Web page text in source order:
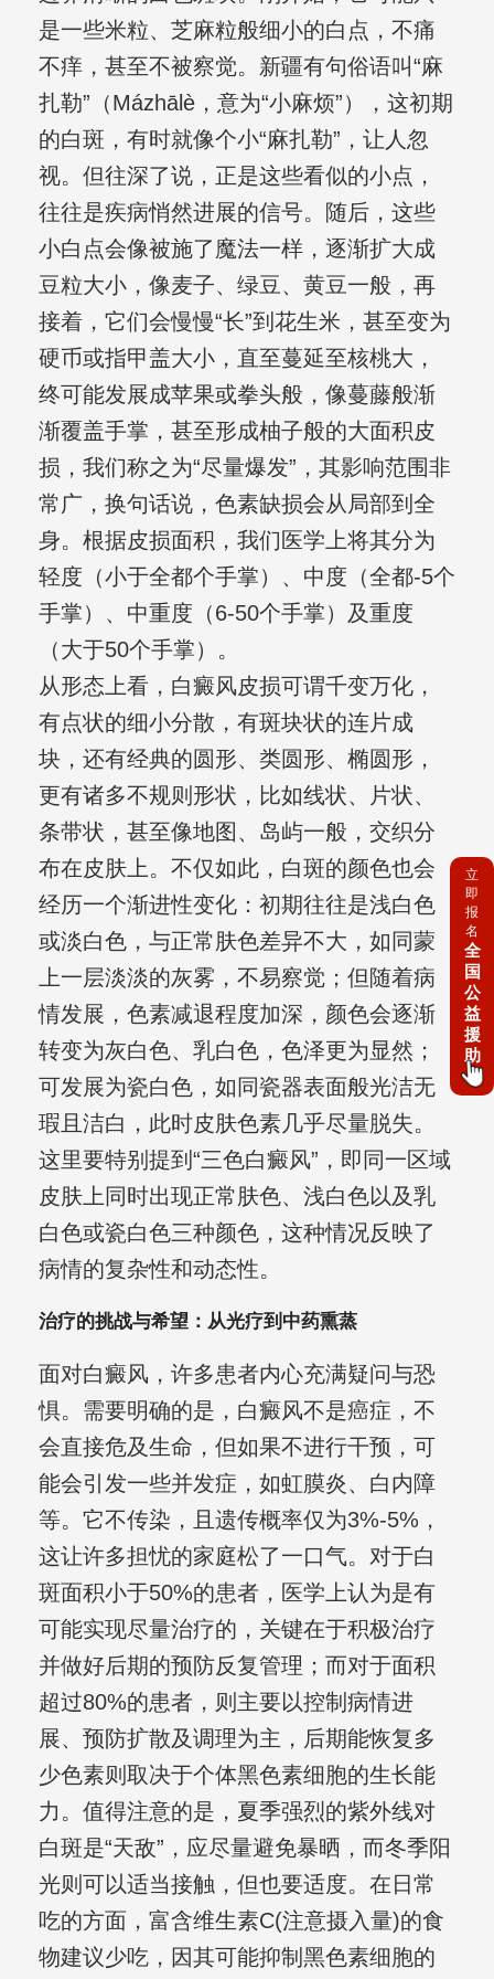
是一些米粒、芝麻粒般细小的白点，不痛
不痒，甚至不被察觉。新疆有句俗语叫“麻
扎勒”（Mázhālè，意为“小麻烦”），这初期
的白斑，有时就像个小“麻扎勒”，让人忽
视。但往深了说，正是这些看似的小点，
往往是疾病悄然进展的信号。随后，这些
小白点会像被施了魔法一样，逐渐扩大成
豆粒大小，像麦子、绿豆、黄豆一般，再
接着，它们会慢慢“长”到花生米，甚至变为
硬币或指甲盖大小，直至蔓延至核桃大，
终可能发展成苹果或拳头般，像蔓藤般渐
渐覆盖手掌，甚至形成柚子般的大面积皮
损，我们称之为“尽量爆发”，其影响范围非
常广，换句话说，色素缺损会从局部到全
身。根据皮损面积，我们医学上将其分为
轻度（小于全都个手掌）、中度（全都-5个
手掌）、中重度（6-50个手掌）及重度
（大于50个手掌）。
从形态上看，白癜风皮损可谓千变万化，
有点状的细小分散，有斑块状的连片成
块，还有经典的圆形、类圆形、椭圆形，
更有诸多不规则形状，比如线状、片状、
条带状，甚至像地图、岛屿一般，交织分
布在皮肤上。不仅如此，白斑的颜色也会
经历一个渐进性变化：初期往往是浅白色
或淡白色，与正常肤色差异不大，如同蒙
上一层淡淡的灰雾，不易察觉；但随着病
情发展，色素减退程度加深，颜色会逐渐
转变为灰白色、乳白色，色泽更为显然；
可发展为瓷白色，如同瓷器表面般光洁无
瑕且洁白，此时皮肤色素几乎尽量脱失。
这里要特别提到“三色白癜风”，即同一区域
皮肤上同时出现正常肤色、浅白色以及乳
白色或瓷白色三种颜色，这种情况反映了
病情的复杂性和动态性。
治疗的挑战与希望：从光疗到中药熏蒸
面对白癜风，许多患者内心充满疑问与恐
惧。需要明确的是，白癜风不是癌症，不
会直接危及生命，但如果不进行干预，可
能会引发一些并发症，如虹膜炎、白内障
等。它不传染，且遗传概率仅为3%-5%，
这让许多担忧的家庭松了一口气。对于白
斑面积小于50%的患者，医学上认为是有
可能实现尽量治疗的，关键在于积极治疗
并做好后期的预防反复管理；而对于面积
超过80%的患者，则主要以控制病情进
展、预防扩散及调理为主，后期能恢复多
少色素则取决于个体黑色素细胞的生长能
力。值得注意的是，夏季强烈的紫外线对
白斑是“天敌”，应尽量避免暴晒，而冬季阳
光则可以适当接触，但也要适度。在日常
吃的方面，富含维生素C(注意摄入量)的食
物建议少吃，因其可能抑制黑色素细胞的
立
即
报
名
全
国
公
益
援
助